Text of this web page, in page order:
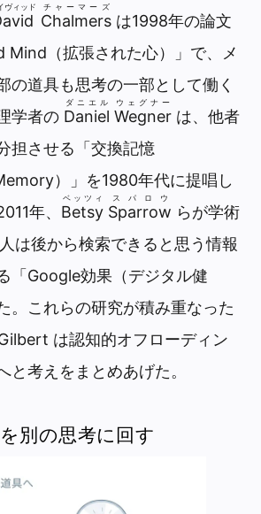
ヴィッド
Chalmers
チャーマーズ
は1998年の論文
Mind（拡張された心）」で、メ
の道具も思考の一部として働く
学者の Daniel
ダニエル
Wegner
ウェグナー
は、他者
担させる「交換記憶
）」を1980年代に提唱し
年、 Betsy
ベッツィ
Sparrow
スパロウ
らが学術
は後から検索できると思う情報
「Google効果（デジタル健
。これらの研究が積み重なった
は認知的オフローディン
と考えをまとめあげた。
別の思考に回す